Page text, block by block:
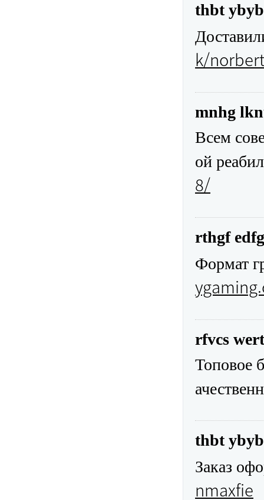
thbt ybyb
k/
mnhg
Всем
ой
8/
rthgf
Формат
rfvcs
Топовое
thbt ybyb
Заказ
nmaxfie